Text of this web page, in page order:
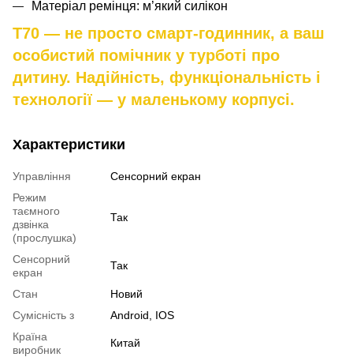
Матеріал ремінця: м’який силікон
T70 — не просто смарт-годинник, а ваш
особистий помічник у турботі про
дитину. Надійність, функціональність і
технології — у маленькому корпусі.
Характеристики
Управління
Сенсорний екран
Режим
таємного
дзвінка
(прослушка)
Так
Сенсорний
екран
Так
Стан
Новий
Сумісність з
Android, IOS
Країна
виробник
Китай